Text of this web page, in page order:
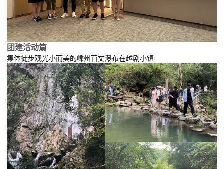
团建活动篇
集体徒步观光小而美的嵊州百丈瀑布在越剧小镇